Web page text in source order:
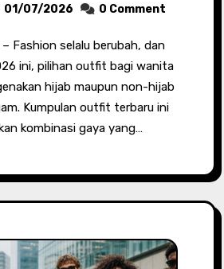
01/07/2026 0 Comment
ini, pilihan outfit bagi wanita
hijab maupun non-hijab
Kumpulan outfit terbaru ini
kombinasi gaya yang…